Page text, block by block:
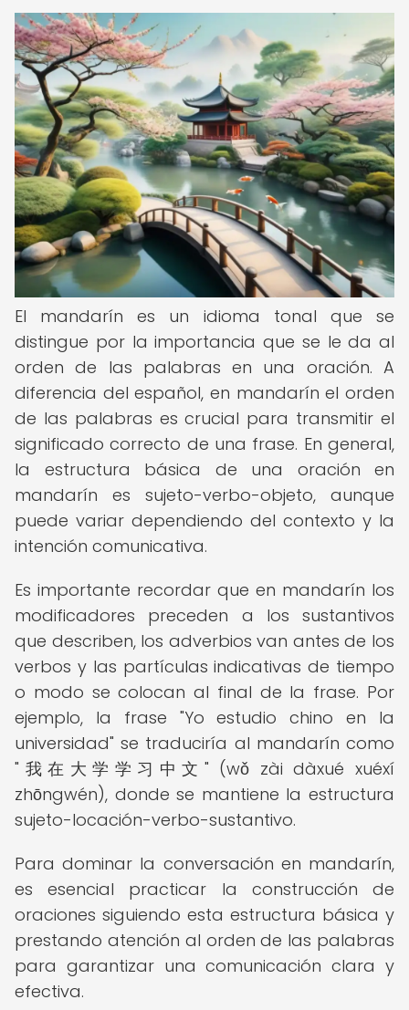
El mandarín es un idioma tonal que se
distingue por la importancia que se le da al
orden de las palabras en una oración. A
diferencia del español, en mandarín el orden
de las palabras es crucial para transmitir el
significado correcto de una frase. En general,
la estructura básica de una oración en
mandarín es sujeto-verbo-objeto, aunque
puede variar dependiendo del contexto y la
intención comunicativa.
Es importante recordar que en mandarín los
modificadores preceden a los sustantivos
que describen, los adverbios van antes de los
verbos y las partículas indicativas de tiempo
o modo se colocan al final de la frase. Por
ejemplo, la frase "Yo estudio chino en la
universidad" se traduciría al mandarín como
"我在大学学习中文" (wǒ zài dàxué xuéxí
zhōngwén), donde se mantiene la estructura
sujeto-locación-verbo-sustantivo.
Para dominar la conversación en mandarín,
es esencial practicar la construcción de
oraciones siguiendo esta estructura básica y
prestando atención al orden de las palabras
para garantizar una comunicación clara y
efectiva.